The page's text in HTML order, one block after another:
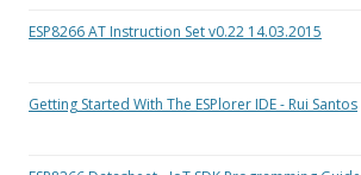
ESP8266 AT Instruction Set v0.22 14.03.2015
Getting Started With The ESPlorer IDE - Rui Santos